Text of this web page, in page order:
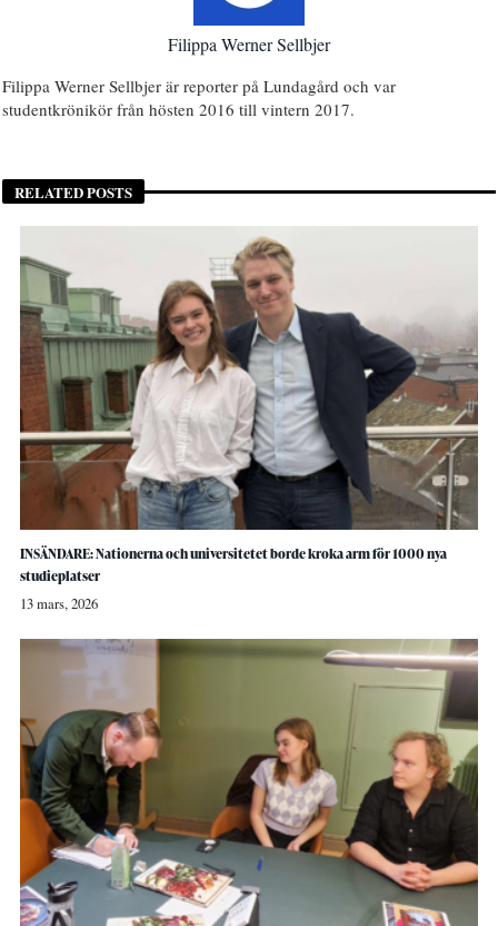
Filippa Werner Sellbjer
Filippa Werner Sellbjer är reporter på Lundagård och var
studentkrönikör från hösten 2016 till vintern 2017.
RELATED POSTS
INSÄNDARE: Nationerna och universitetet borde kroka arm för 1000 nya
studieplatser
13 mars, 2026